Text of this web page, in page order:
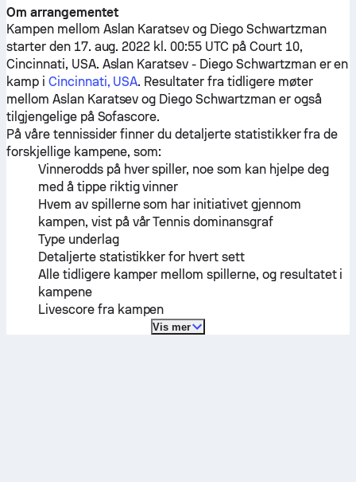
Om arrangementet
Kampen mellom Aslan Karatsev og Diego Schwartzman
starter den 17. aug. 2022 kl. 00:55 UTC på Court 10,
Cincinnati, USA. Aslan Karatsev - Diego Schwartzmaner en
kamp i Cincinnati, USA. Resultater fra tidligere møter
mellom Aslan Karatsev og Diego Schwartzmaner også
tilgjengelige på Sofascore.
På våre tennissider finner du detaljerte statistikker fra de
forskjellige kampene, som:
Vinnerodds på hver spiller, noe som kan hjelpe deg
med å tippe riktig vinner
Hvem av spillerne som har initiativet gjennom
kampen, vist på vår Tennis dominansgraf
Type underlag
Detaljerte statistikker for hvert sett
Alle tidligere kamper mellom spillerne, og resultatet i
kampene
Livescore fra kampen
Vis mer